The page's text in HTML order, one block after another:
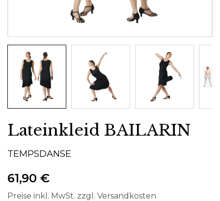
Lateinkleid BAILARIN
TEMPSDANSE
61,90 €
Preise inkl. MwSt. zzgl. Versandkosten